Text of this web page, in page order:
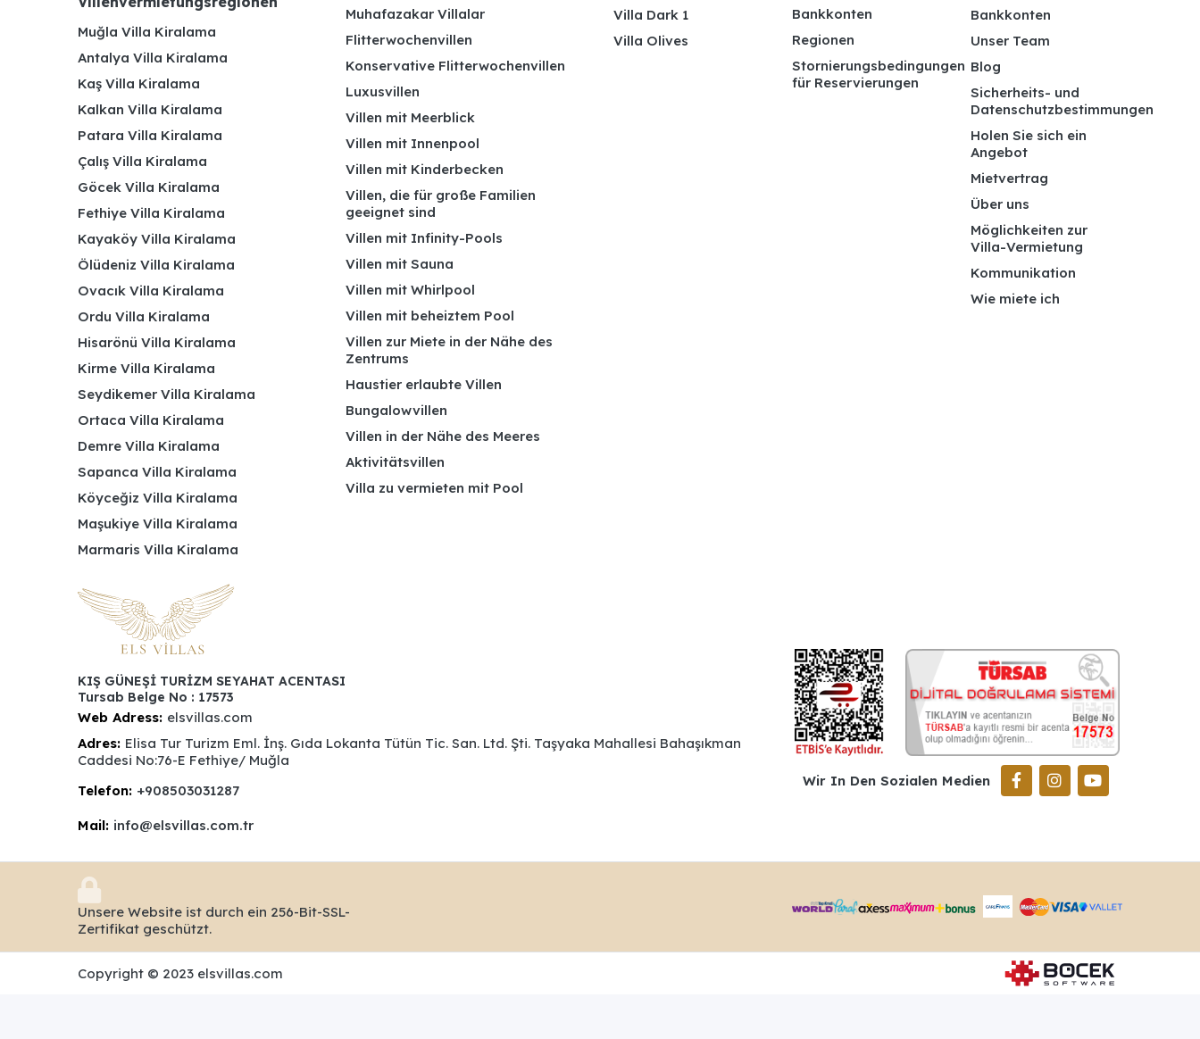
Muğla Villa Kiralama
Antalya Villa Kiralama
Kaş Villa Kiralama
Kalkan Villa Kiralama
Patara Villa Kiralama
Çalış Villa Kiralama
Göcek Villa Kiralama
Fethiye Villa Kiralama
Kayaköy Villa Kiralama
Ölüdeniz Villa Kiralama
Ovacık Villa Kiralama
Ordu Villa Kiralama
Hisarönü Villa Kiralama
Kirme Villa Kiralama
Seydikemer Villa Kiralama
Ortaca Villa Kiralama
Demre Villa Kiralama
Sapanca Villa Kiralama
Köyceğiz Villa Kiralama
Maşukiye Villa Kiralama
Marmaris Villa Kiralama
Muhafazakar Villalar
Flitterwochenvillen
Konservative Flitterwochenvillen
Luxusvillen
Villen mit Meerblick
Villen mit Innenpool
Villen mit Kinderbecken
Villen, die für große Familien
geeignet sind
Villen mit Infinity-Pools
Villen mit Sauna
Villen mit Whirlpool
Villen mit beheiztem Pool
Villen zur Miete in der Nähe des
Zentrums
Haustier erlaubte Villen
Bungalowvillen
Villen in der Nähe des Meeres
Aktivitätsvillen
Villa zu vermieten mit Pool
Villa Dark 1
Villa Olives
Bankkonten
Regionen
Stornierungsbedingungen
für Reservierungen
Bankkonten
Unser Team
Blog
Sicherheits- und
Datenschutzbestimmungen
Holen Sie sich ein
Angebot
Mietvertrag
Über uns
Möglichkeiten zur
Villa-Vermietung
Kommunikation
Wie miete ich
KIŞ GÜNEŞİ TURİZM SEYAHAT ACENTASI
Tursab Belge No : 17573
Web Adress: elsvillas.com
Adres: Elisa Tur Turizm Eml. İnş. Gıda Lokanta Tütün Tic. San. Ltd. Şti. Taşyaka Mahallesi Bahaşıkman
Caddesi No:76-E Fethiye/ Muğla
Telefon: +908503031287
Mail: info@elsvillas.com.tr
Wir In Den Sozialen Medien
Unsere Website ist durch ein 256-Bit-SSL-
Zertifikat geschützt.
Copyright © 2023 elsvillas.com